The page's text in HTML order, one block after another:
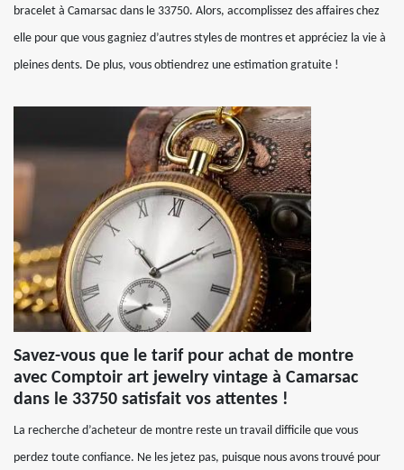
bracelet à Camarsac dans le 33750. Alors, accomplissez des affaires chez
elle pour que vous gagniez d’autres styles de montres et appréciez la vie à
pleines dents. De plus, vous obtiendrez une estimation gratuite !
Savez-vous que le tarif pour achat de montre
avec Comptoir art jewelry vintage à Camarsac
dans le 33750 satisfait vos attentes !
La recherche d’acheteur de montre reste un travail difficile que vous
perdez toute confiance. Ne les jetez pas, puisque nous avons trouvé pour